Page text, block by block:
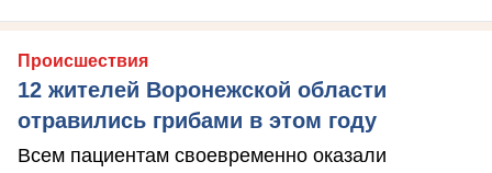
Происшествия
12 жителей Воронежской области
отравились грибами в этом году
Всем пациентам своевременно оказали